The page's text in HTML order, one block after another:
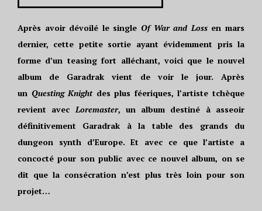
Après avoir dévoilé le single Of War and Lossen mars
dernier, cette petite sortie ayant évidemment pris la
forme d’un teasing fort alléchant, voici que le nouvel
album de Garadrak vient de voir le jour. Après
un Questing Knightdes plus féeriques, l’artiste tchèque
revient avecLoremaster, un album destiné à asseoir
définitivement Garadrak à la table des grands du
dungeon synth d’Europe. Et avec ce que l’artiste a
concocté pour son public avec ce nouvel album, on se
dit que la consécration n’est plus très loin pour son
projet…